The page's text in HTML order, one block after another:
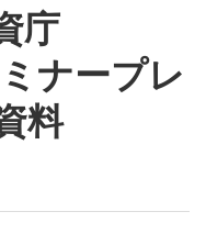
庁
ナープレ
料